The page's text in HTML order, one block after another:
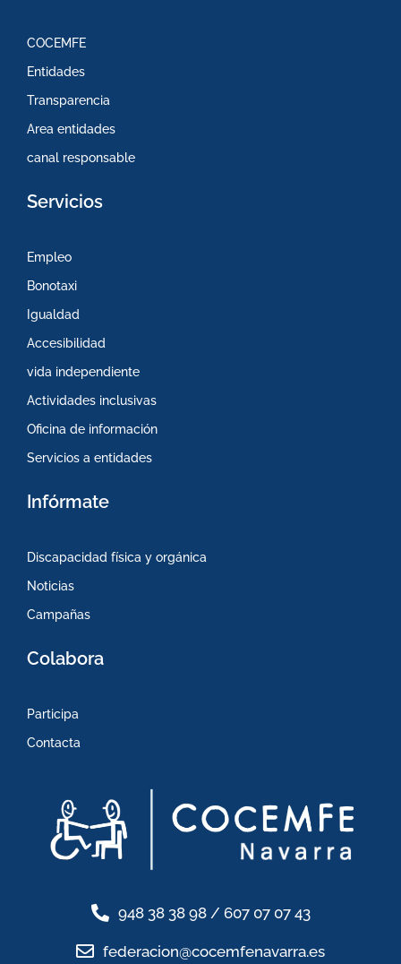
COCEMFE
Entidades
Transparencia
Area entidades
canal responsable
Servicios
Empleo
Bonotaxi
Igualdad
Accesibilidad
vida independiente
Actividades inclusivas
Oficina de información
Servicios a entidades
Infórmate
Discapacidad física y orgánica
Noticias
Campañas
Colabora
Participa
Contacta
948 38 38 98 / 607 07 07 43
federacion@cocemfenavarra.es